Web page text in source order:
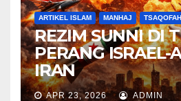
ARTIKEL ISLAM MANHAJ TSAQOFAH
REZIM SUNNI DI
PERANG ISRAEL-
IRAN
APR 23, 2026 ADMIN